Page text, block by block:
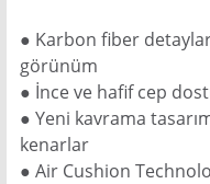
● Karbon fiber
görünüm
● İnce ve hafif cep
● Yeni kavrama
kenarlar
● Air Cushion